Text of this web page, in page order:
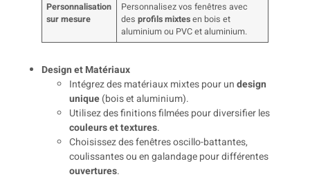
Personnalisation
sur mesure
Personnalisez vos fenêtres avec
desprofils mixtesen bois et
aluminium ou PVC et aluminium.
Design et Matériaux
Intégrez des matériaux mixtes pour undesign
unique(bois et aluminium).
Utilisez des finitions filmées pour diversifier les
couleurs et textures.
Choisissez des fenêtres oscillo-battantes,
coulissantes ou en galandage pour différentes
ouvertures.